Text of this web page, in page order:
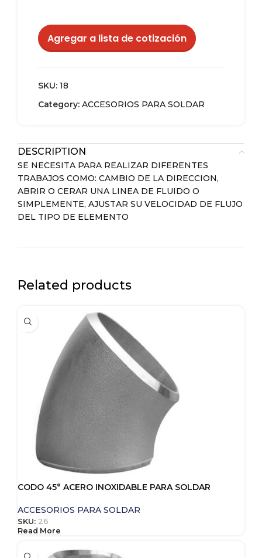
Agregar a lista de cotización
SKU: 18
Category: ACCESORIOS PARA SOLDAR
DESCRIPTION
SE NECESITA PARA REALIZAR DIFERENTES
TRABAJOS COMO: CAMBIO DE LA DIRECCION,
ABRIR O CERAR UNA LINEA DE FLUIDO O
SIMPLEMENTE, AJUSTAR SU VELOCIDAD DE FLUJO
DEL TIPO DE ELEMENTO
Related products
CODO 45° ACERO INOXIDABLE PARA SOLDAR
ACCESORIOS PARA SOLDAR
SKU: 26
Read More